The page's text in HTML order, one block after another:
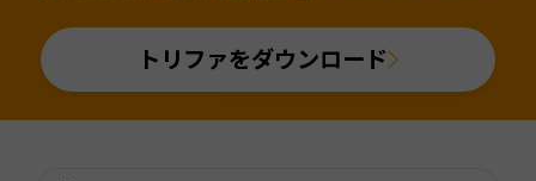
トリファをダウンロード